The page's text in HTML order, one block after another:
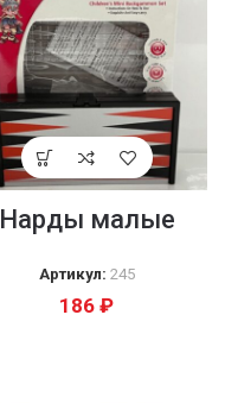
Нарды малые
Артикул: 245
186 ₽